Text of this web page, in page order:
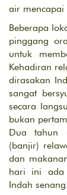
air mencapai
Beberapa
pinggang
untuk
Kehadiran
dirasakan
sangat
secara
bukan
Dua tahun
(banjir)
dan
hari ini ada
Indah